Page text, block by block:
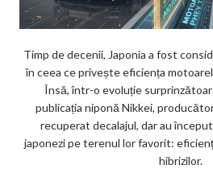
Timp de decenii, Japonia a fost
în ceea ce privește eficiența
Însă, într-o evoluție
publicația niponă Nikkei,
recuperat decalajul, dar au
japonezi pe terenul lor favorit:
hibrizilor.